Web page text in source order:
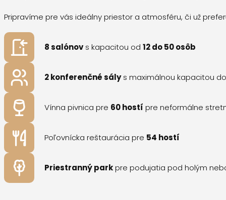
Pripravíme pre vás ideálny priestor a atmosféru, či už
8 salónov s kapacitou od 12 do 50 osôb
2 konferenčné sálys maximálnou kapacitou do
Vínna pivnica pre 60 hostí pre neformálne
Poľovnícka reštaurácia pre 54 hostí
Priestranný parkpre podujatia pod holým